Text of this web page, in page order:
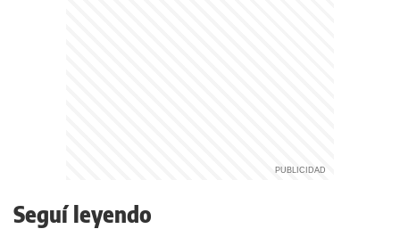
Seguí leyendo